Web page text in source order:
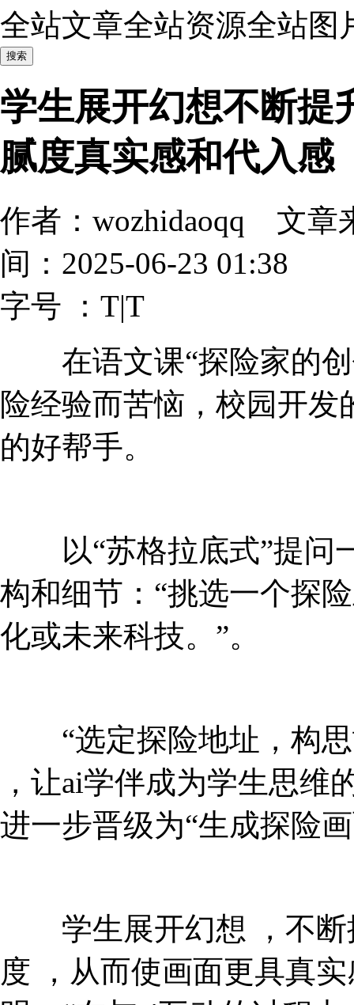
全站文章全站资源全站图
学生展开幻想不断提
腻度真实感和代入感
作者：wozhidaoqq 文
间：2025-06-23 01:38
字号 ： T|T
在语文课“探险家的创作
险经验而苦恼，校园开
的好帮手。
以“苏格拉底式”提问
构和细节：“挑选一个探险主
化或未来科技。”。
“选定探险地址，构
，让ai学伴成为学生思
进一步晋级为“生成探险画面
学生展开幻想 ，不
度 ，从而使画面更具真